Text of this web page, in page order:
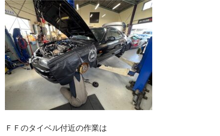
ＦＦのタイベル付近の作業は